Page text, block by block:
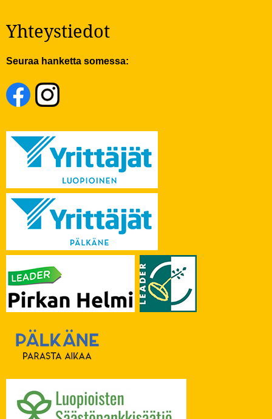
Yhteystiedot
Seuraa hanketta somessa: